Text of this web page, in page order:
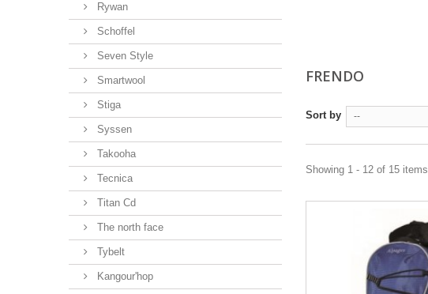
Rywan
Schoffel
Seven Style
Smartwool
Stiga
Syssen
Takooha
Tecnica
Titan Cd
The north face
Tybelt
Kangour'hop
FRENDO
Sort by --
Showing 1 - 12 of 15 items